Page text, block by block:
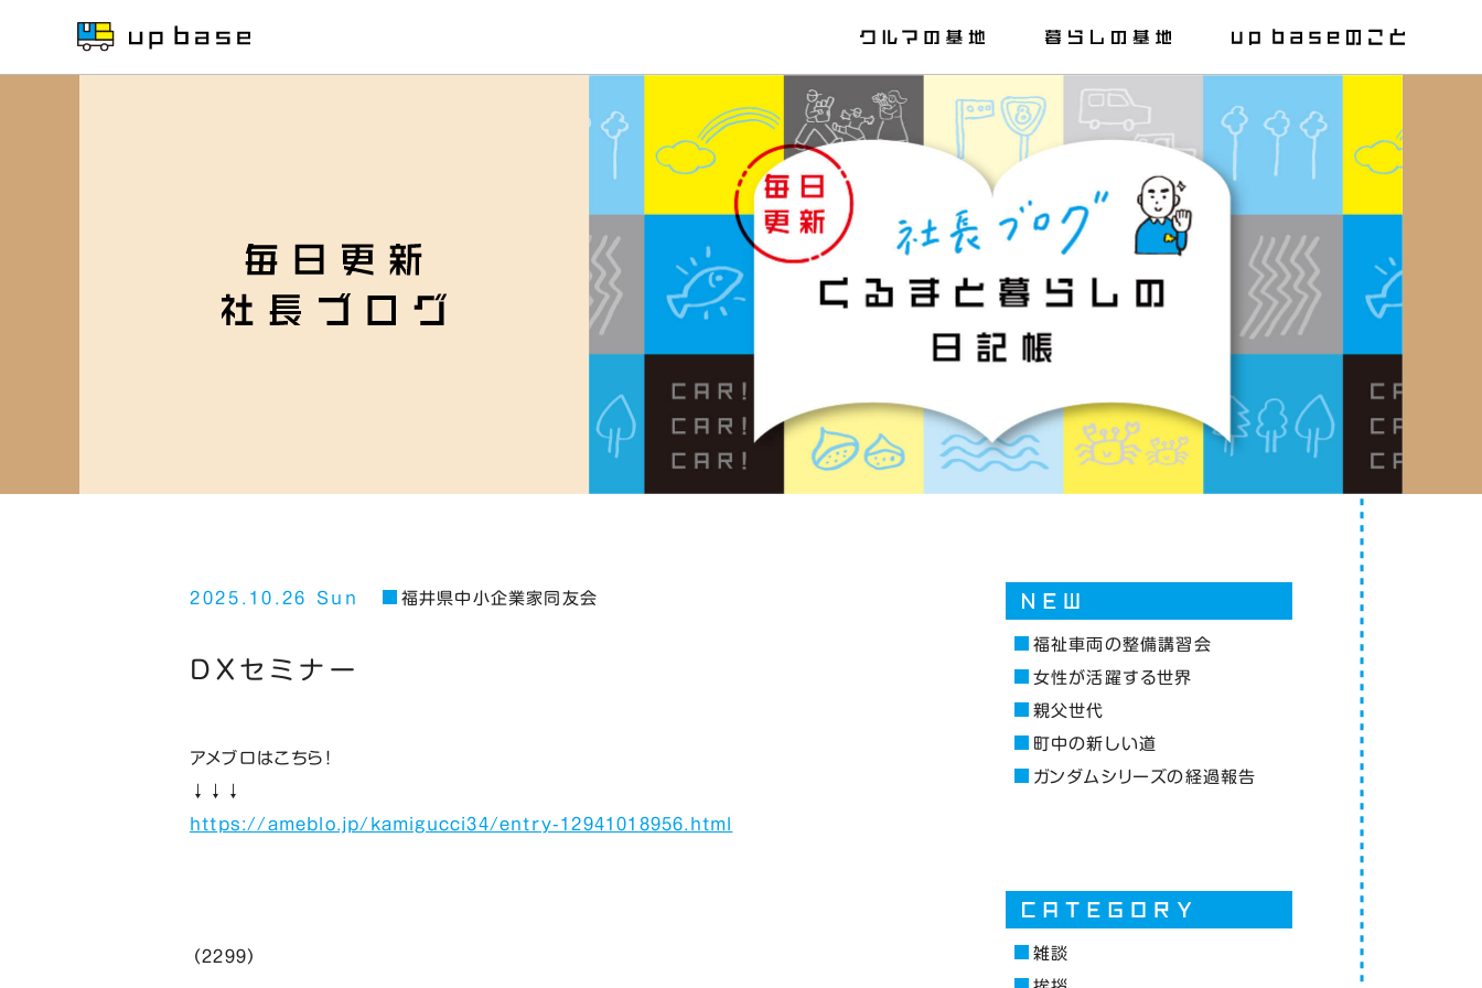
2025.10.26 Sun 福井県中小企業家同友会
DXセミナー
アメブロはこちら！
↓↓↓
https://ameblo.jp/kamigucci34/entry-12941018956.html
（２２９９）
福祉車両の整備講習会
女性が活躍する世界
親父世代
町中の新しい道
ガンダムシリーズの経過報告
雑談